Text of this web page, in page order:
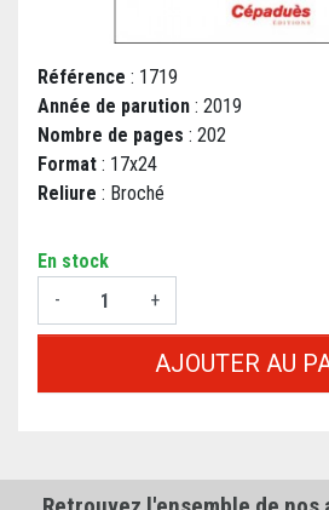
Référence : 1719
Année de parution : 2019
Nombre de pages : 202
Format : 17x24
Reliure : Broché
En stock
-
+
AJOUTER AU